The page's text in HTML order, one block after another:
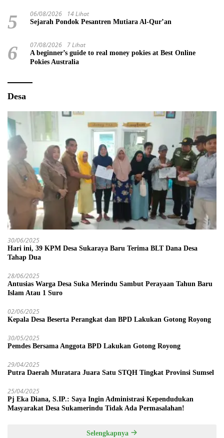
5 06/08/2026 14 Lihat
Sejarah Pondok Pesantren Mutiara Al-Qur’an
6 07/08/2026 7 Lihat
A beginner’s guide to real money pokies at Best Online
Pokies Australia
Desa
30/06/2025
Hari ini, 39 KPM Desa Sukaraya Baru Terima BLT Dana Desa
Tahap Dua
28/06/2025
Antusias Warga Desa Suka Merindu Sambut Perayaan Tahun Baru
Islam Atau 1 Suro
02/06/2025
Kepala Desa Beserta Perangkat dan BPD Lakukan Gotong Royong
30/05/2025
Pemdes Bersama Anggota BPD Lakukan Gotong Royong
29/04/2025
Putra Daerah Muratara Juara Satu STQH Tingkat Provinsi Sumsel
25/04/2025
Pj Eka Diana, S.IP.: Saya Ingin Administrasi Kependudukan
Masyarakat Desa Sukamerindu Tidak Ada Permasalahan!
Selengkapnya